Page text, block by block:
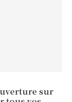
sur